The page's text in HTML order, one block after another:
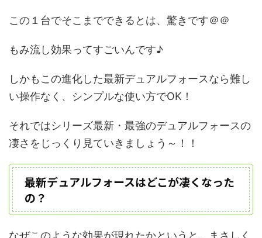
この１台でそこまでできるとは、驚きです＠＠
もみ流し効果ってすごいんです♪
しかもこの進化した最新デュアルフォースなら難し
い操作なく、シンプルな使い方でOK！
それではシリーズ最新・最強のデュアルフォースの
凄さをじっくり見ていきましょう～！！
最新デュアルフォースはどこが凄くなった
の？
なぜこのような効果が現れたかというと、まさしく